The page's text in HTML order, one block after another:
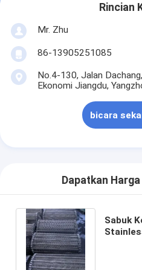
Rincian
Mr. Zhu
86-13905251085
No.4-130, Jalan
Ekonomi Jiangdu,
bicara
Dapatkan
Sabuk